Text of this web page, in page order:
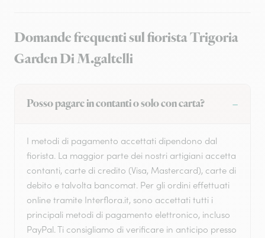
Domande frequenti sul fiorista Trigoria
Garden Di M.galtelli
Posso pagare in contanti o solo con carta?
I metodi di pagamento accettati dipendono dal
fiorista. La maggior parte dei nostri artigiani accetta
contanti, carte di credito (Visa, Mastercard), carte di
debito e talvolta bancomat. Per gli ordini effettuati
online tramite Interflora.it, sono accettati tutti i
principali metodi di pagamento elettronico, incluso
PayPal. Ti consigliamo di verificare in anticipo presso